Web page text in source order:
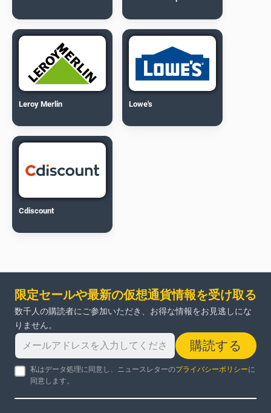
Leroy Merlin Lowe's
Cdiscount
限定セールや最新の仮想通貨情報を受け取る
数千人の購読者にご参加いただき、お得な情報をお見逃しにな
りません。
購読する
私はデータ処理に同意し、ニュースレターのプライバシーポリシーに
同意します。